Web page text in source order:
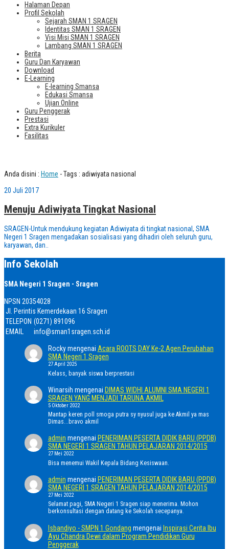
Halaman Depan
Profil Sekolah
Sejarah SMAN 1 SRAGEN
Identitas SMAN 1 SRAGEN
Visi Misi SMAN 1 SRAGEN
Lambang SMAN 1 SRAGEN
Berita
Guru Dan Karyawan
Download
E-Learning
E-learning Smansa
Edukasi Smansa
Ujian Online
Guru Penggerak
Prestasi
Extra Kurikuler
Fasilitas
Anda disini : Home -Tags : adiwiyata nasional
20 Juli 2017
Menuju Adiwiyata Tingkat Nasional
SRAGEN-Untuk mendukung kegiatan Adiwiyata di tingkat nasional, SMA
Negeri 1 Sragen mengadakan sosialisasi yang dihadiri oleh seluruh guru,
karyawan, dan..
Info Sekolah
SMA Negeri 1 Sragen - Sragen
NPSN 20354028
Jl. Perintis Kemerdekaan 16 Sragen
TELEPON (0271) 891096
EMAIL
info@sman1sragen.sch.id
Rockymengenai Acara ROOTS DAY Ke-2 Agen Perubahan
SMA Negeri 1 Sragen
27 April 2025
Kelass, banyak siswa berprestasi
Winarsih mengenai DIMAS WIDHI ALUMNI SMA NEGERI 1
SRAGEN YANG MENJADI TARUNA AKMIL
5 Oktober 2022
Mantap keren poll smoga putra sy nyusul juga ke Akmil ya mas
Dimas...bravo akmil
admin mengenai PENERIMAN PESERTA DIDIK BARU (PPDB)
SMA NEGERI 1 SRAGEN TAHUN PELAJARAN 2014/2015
27 Mei 2022
Bisa menemui Wakil Kepala Bidang Kesiswaan.
admin mengenai PENERIMAN PESERTA DIDIK BARU (PPDB)
SMA NEGERI 1 SRAGEN TAHUN PELAJARAN 2014/2015
27 Mei 2022
Selamat pagi, SMA Negeri 1 Sragen siap menerima. Mohon
berkonsultasi dengan datang ke Sekolah secepanya.
Isbandiyo - SMPN 1 Gondang mengenai Inspirasi Cerita Ibu
Ayu Chandra Dewi dalam Program Pendidikan Guru
Penggerak